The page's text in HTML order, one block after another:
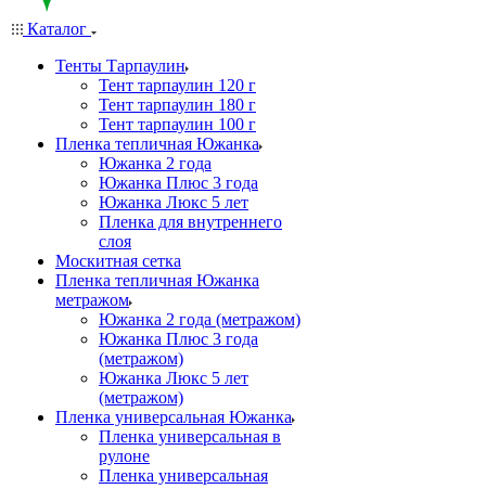
Каталог
Тенты Тарпаулин
Тент тарпаулин 120 г
Тент тарпаулин 180 г
Тент тарпаулин 100 г
Пленка тепличная Южанка
Южанка 2 года
Южанка Плюс 3 года
Южанка Люкс 5 лет
Пленка для внутреннего
слоя
Москитная сетка
Пленка тепличная Южанка
метражом
Южанка 2 года (метражом)
Южанка Плюс 3 года
(метражом)
Южанка Люкс 5 лет
(метражом)
Пленка универсальная Южанка
Пленка универсальная в
рулоне
Пленка универсальная